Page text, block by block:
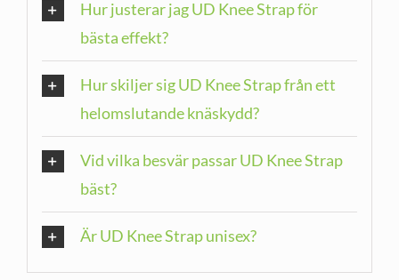
Hur justerar jag UD Knee Strap för
bästa effekt?
Hur skiljer sig UD Knee Strap från ett
helomslutande knäskydd?
Vid vilka besvär passar UD Knee Strap
bäst?
Är UD Knee Strap unisex?